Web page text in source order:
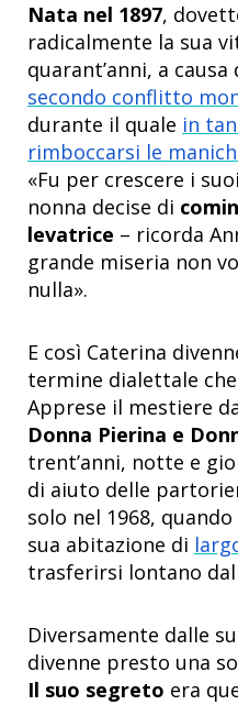
Nata nel 1897,
radicalmente la sua
quarant’anni, a
secondo conflitto
durante il quale in
rimboccarsi le
«Fu per crescere i
nonna decise di
levatrice – ricorda
grande miseria non
nulla».
E così Caterina
termine dialettale che
Apprese il mestiere
Donna Pierina e
trent’anni, notte e
di aiuto delle
solo nel 1968,
sua abitazione di
trasferirsi lontano
Diversamente dalle
divenne presto una
Il suo segreto era